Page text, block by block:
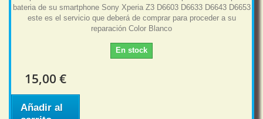
bateria de su smartphone Sony Xperia Z3 D6603 D6633 D6643 D6653
este es el servicio que deberá de comprar para proceder a su
reparación Color Blanco
En stock
15,00 €
Añadir al